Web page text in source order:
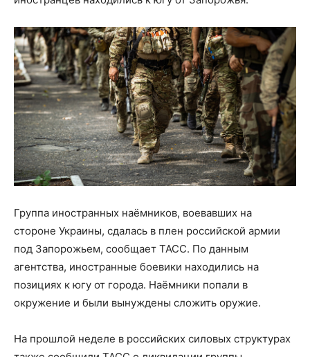
Группа иностранных наёмников, воевавших на
стороне Украины, сдалась в плен российской армии
под Запорожьем, сообщает ТАСС. По данным
агентства, иностранные боевики находились на
позициях к югу от города. Наёмники попали в
окружение и были вынуждены сложить оружие.
На прошлой неделе в российских силовых структурах